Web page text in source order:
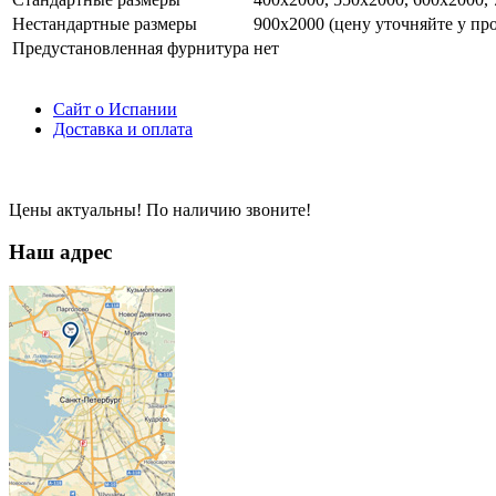
Нестандартные размеры
900х2000 (цену уточняйте у
Предустановленная фурнитура нет
Сайт о Испании
Доставка и оплата
Цены актуальны! По наличию звоните!
Наш адрес